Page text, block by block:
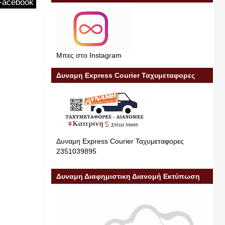
Μπες στο Instagram
Δυναμη Express Courier Ταχυμεταφορες
Δυναμη Express Courier Ταχυμεταφορες
2351039895
Δυναμη Διαφημιστικη Διανομή Εκτύπωση